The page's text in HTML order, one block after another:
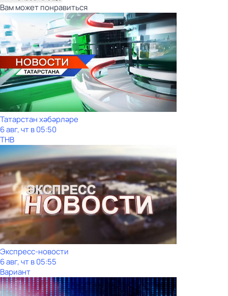
Вам может понравиться
Татарстан хәбәрләре
6 авг, чт в 05:50
ТНВ
Экспресс-новости
6 авг, чт в 05:55
Вариант